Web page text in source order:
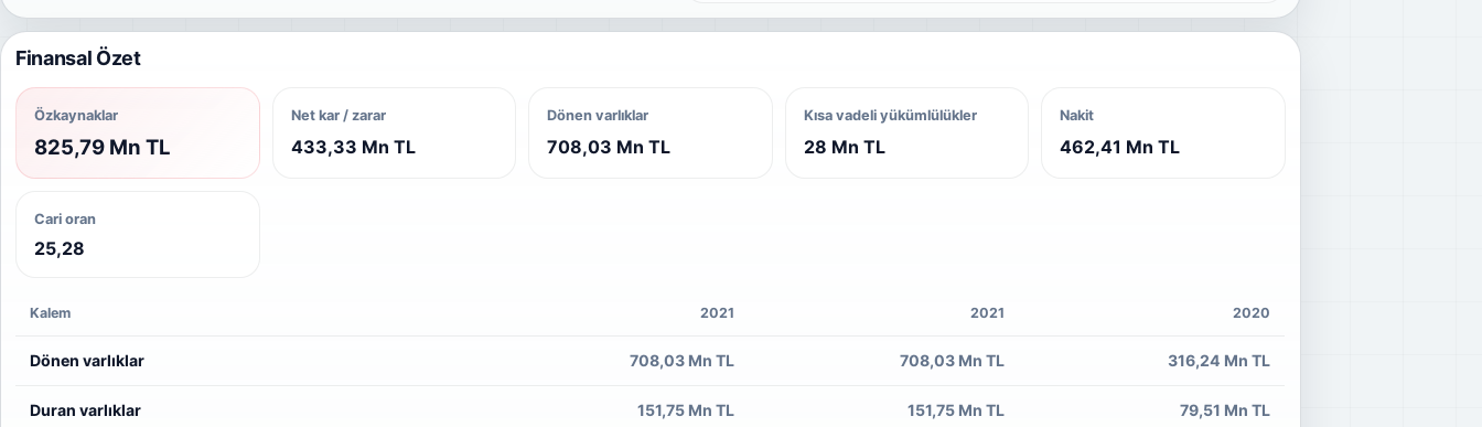
Finansal Özet
Özkaynaklar
825,79 Mn TL
Net kar / zarar
433,33 Mn TL
Dönen varlıklar
708,03 Mn TL
Kısa vadeli yükümlülükler
28 Mn TL
Nakit
462,41 Mn TL
Cari oran
25,28
Kalem 2021 2021 2020
Dönen varlıklar 708,03 Mn TL 708,03 Mn TL 316,24 Mn TL
Duran varlıklar 151,75 Mn TL 151,75 Mn TL 79,51 Mn TL